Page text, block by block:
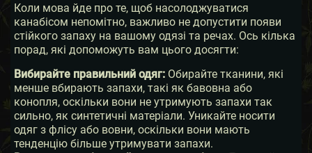
Коли мова йде про те, щоб насолоджуватися
канабісом непомітно, важливо не допустити появи
стійкого запаху на вашому одязі та речах. Ось кілька
порад, які допоможуть вам цього досягти:
Вибирайте правильний одяг: Обирайте тканини, які
менше вбирають запахи, такі як бавовна або
конопля, оскільки вони не утримують запахи так
сильно, як синтетичні матеріали. Уникайте носити
одяг з флісу або вовни, оскільки вони мають
тенденцію більше утримувати запахи.